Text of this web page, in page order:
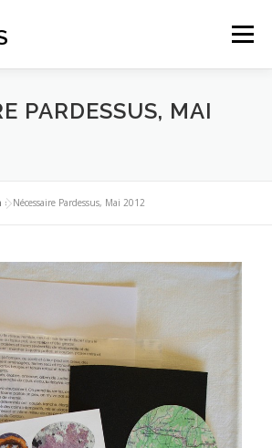
Menu
TRAVAUX BIOGRAPHIE
PARDESSUS, MAI
»Nécessaire Pardessus, Mai 2012